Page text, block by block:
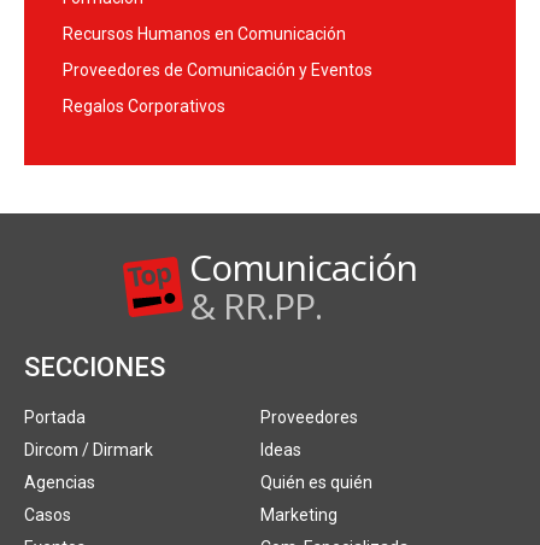
Recursos Humanos en Comunicación
Proveedores de Comunicación y Eventos
Regalos Corporativos
Comunicación
& RR.PP.
SECCIONES
Portada
Dircom / Dirmark
Agencias
Casos
Proveedores
Ideas
Quién es quién
Marketing